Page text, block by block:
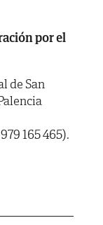
por el
de San
165 465).